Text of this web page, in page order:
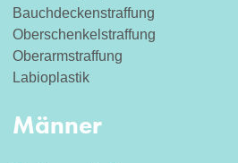
Bauchdeckenstraffung
Oberschenkelstraffung
Oberarmstraffung
Labioplastik
Männer